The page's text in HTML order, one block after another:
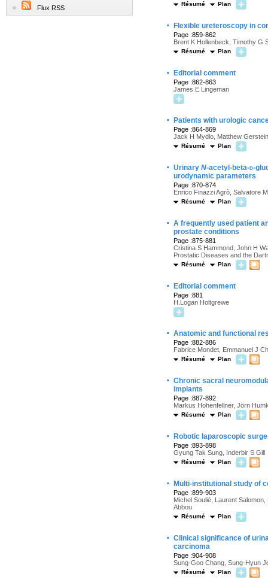
Flux RSS
Résumé Plan
· Flexible ureteroscopy in
Page :859-862
Brent K Hollenbeck, Timothy G
Résumé Plan
· Editorial comment
Page :862-863
James E Lingeman
· Patients with urologic
Page :864-869
Jack H Mydlo, Matthew Gerstein
Résumé Plan
· Urinary N-acetyl-beta-d-
urodynamic parameters
Page :870-874
Enrico Finazzi Agrò, Salvatore
Résumé Plan
· A frequently used patient
prostate conditions
Page :875-881
Cristina S Hammond, John H
Prostatic Diseases and the
Résumé Plan
· Editorial comment
Page :881
H.Logan Holtgrewe
· Anatomic and functional
Page :882-886
Fabrice Mondet, Emmanuel J
Résumé Plan
· Chronic sacral
implants
Page :887-892
Markus Hohenfellner, Jörn
Résumé Plan
· Robotic laparoscopic
Page :893-898
Gyung Tak Sung, Inderbir S Gill
Résumé Plan
· Multi-institutional study of
Page :899-903
Michel Soulié, Laurent
Abbou
Résumé Plan
· Clinical significance of
carcinoma
Page :904-908
Sung-Goo Chang, Sung-Hyun
Résumé Plan